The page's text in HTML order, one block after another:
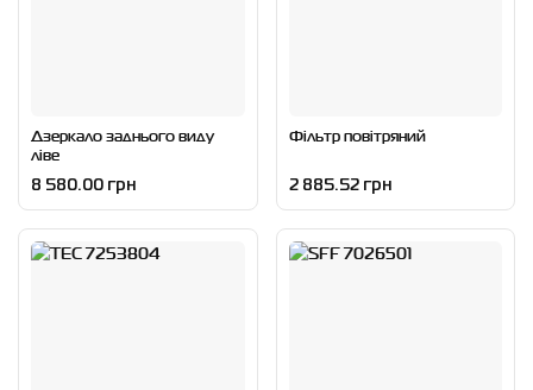
Дзеркало заднього виду
ліве
8 580.00 грн
Фільтр повітряний
2 885.52 грн